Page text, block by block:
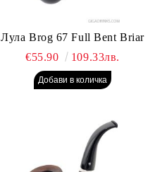
Лула Brog 67 Full Bent Briar
€55.90
109.33лв.